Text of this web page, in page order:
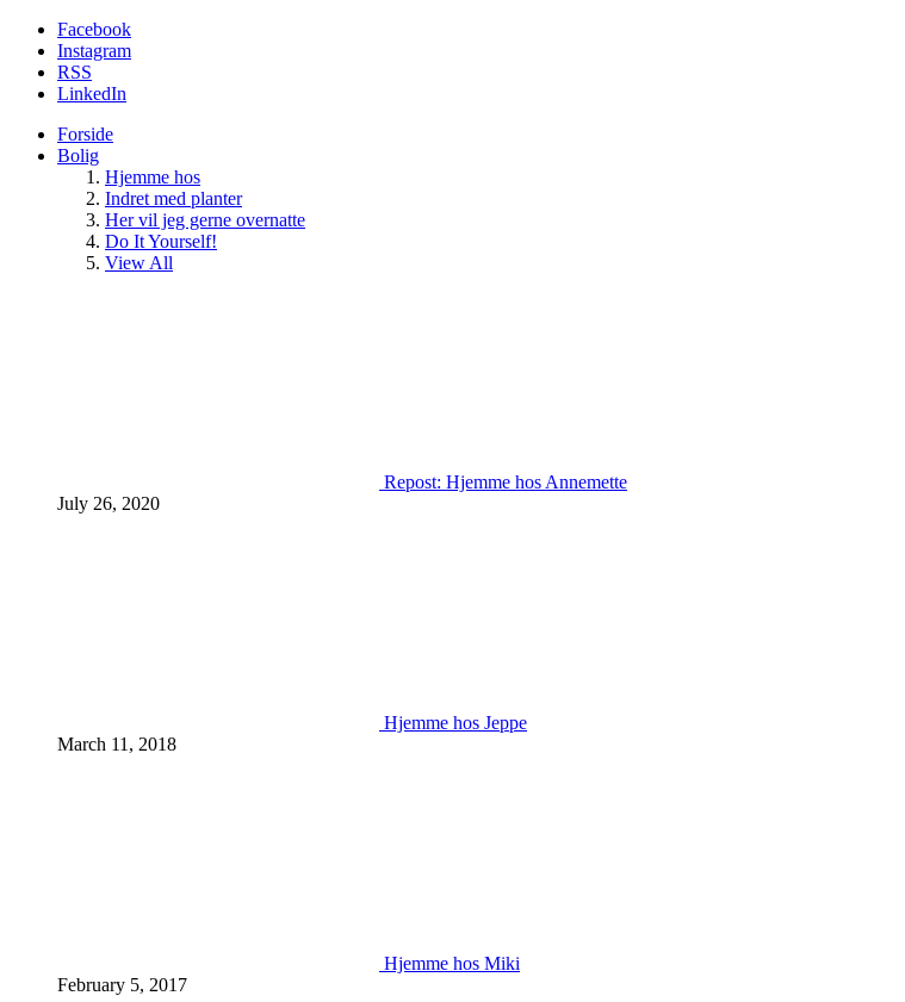
Facebook
Instagram
RSS
LinkedIn
Forside
Bolig
Hjemme hos
Indret med planter
Her vil jeg gerne overnatte
Do It Yourself!
View All
Repost: Hjemme hos Annemette
July 26, 2020
Hjemme hos Jeppe
March 11, 2018
Hjemme hos Miki
February 5, 2017